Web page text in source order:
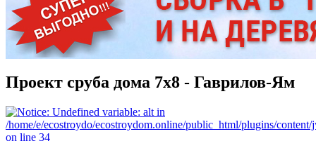
Проект сруба дома 7х8 - Гаврилов-Ям